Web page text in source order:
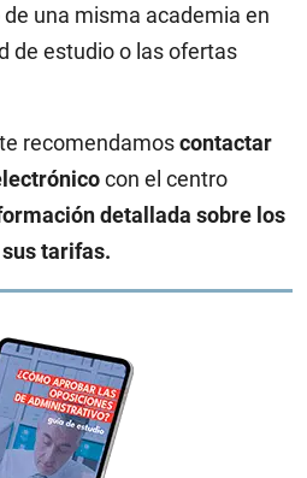
una misma academia en
de estudio o las ofertas
recomendamoscontactar
con el centro
detallada sobre los
tarifas.